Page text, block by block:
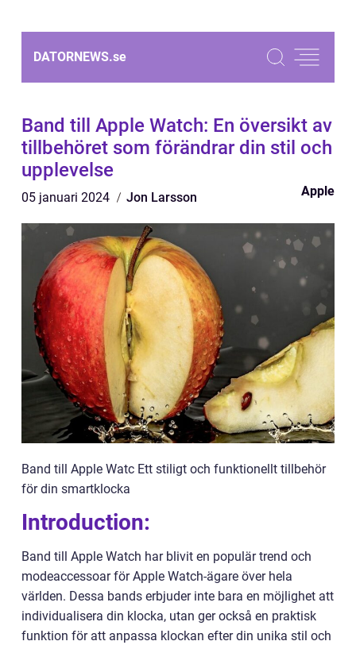
DATORNEWS.se
Band till Apple Watch: En översikt av
tillbehöret som förändrar din stil och
upplevelse
05 januari 2024 Jon Larsson Apple
Band till Apple Watc Ett stiligt och funktionellt tillbehör
för din smartklocka
Introduction:
Band till Apple Watch har blivit en populär trend och
modeaccessoar för Apple Watch-ägare över hela
världen. Dessa bands erbjuder inte bara en möjlighet att
individualisera din klocka, utan ger också en praktisk
funktion för att anpassa klockan efter din unika stil och